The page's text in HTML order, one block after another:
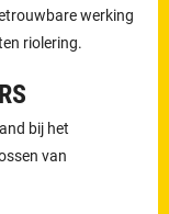
werking
riolering.
bij het
van